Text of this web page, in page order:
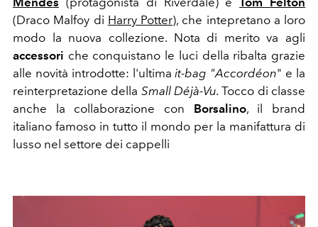
(Draco Malfoy di Harry Potter), che intepretano a loro
modo la nuova collezione. Nota di merito va agli
accessori che conquistano le luci della ribalta grazie
alle novità introdotte: l'ultimait-bag "Accordéon" e la
reinterpretazione della Small Déjà-Vu.Tocco di classe
anche la collaborazione con Borsalino, il brand
italiano famoso in tutto il mondo per la manifattura di
lusso nel settore dei cappelli